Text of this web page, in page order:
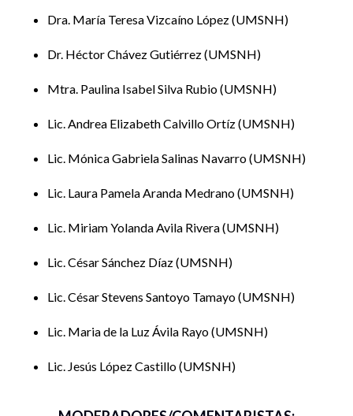
la Facultad de Derecho y Ciencias Sociales de la U.M.S.N. H.
expondrán sus trabajos y/o avances de investigación.
Dra. María Teresa Vizcaíno López UMSNH
Dr. Héctor Chávez Gutiérrez UMSNH
Mtra. Paulina Isabel Silva Rubio UMSNH
Lic. Andrea Elizabeth Calvillo Ortíz UMSNH
Lic. Mónica Gabriela Salinas Navarro UMSNH
Lic. Laura Pamela Aranda Medrano UMSNH
Lic. Miriam Yolanda Avila Rivera UMSNH
Lic. César Sánchez Díaz UMSNH
Lic. César Stevens Santoyo Tamayo UMSNH
Lic. Maria de la Luz Ávila Rayo UMSNH
Lic. Jesús López Castillo UMSNH